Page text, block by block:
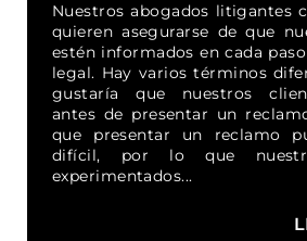
Nuestros abogados litigantes
quieren asegurarse de que
estén informados en cada
legal. Hay varios términos
gustaría que nuestros
antes de presentar un
que presentar un reclamo
difícil, por lo que
experimentados...